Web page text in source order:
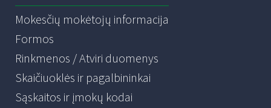
Mokesčių mokėtojų informacija
Formos
Rinkmenos / Atviri duomenys
Skaičiuoklės ir pagalbininkai
Sąskaitos ir įmokų kodai